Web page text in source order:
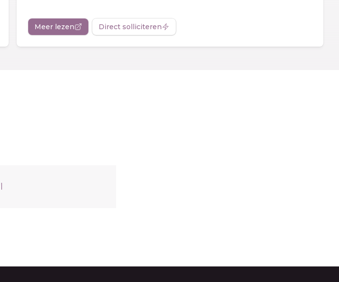
Meer lezen Direct solliciteren